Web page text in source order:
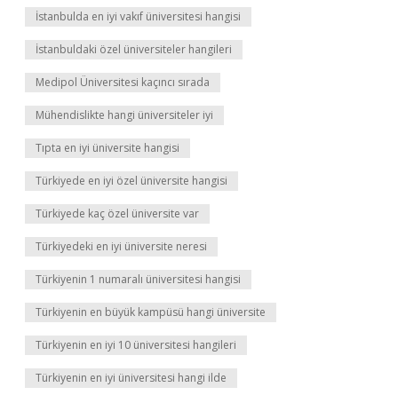
İstanbulda en iyi vakıf üniversitesi hangisi
İstanbuldaki özel üniversiteler hangileri
Medipol Üniversitesi kaçıncı sırada
Mühendislikte hangi üniversiteler iyi
Tıpta en iyi üniversite hangisi
Türkiyede en iyi özel üniversite hangisi
Türkiyede kaç özel üniversite var
Türkiyedeki en iyi üniversite neresi
Türkiyenin 1 numaralı üniversitesi hangisi
Türkiyenin en büyük kampüsü hangi üniversite
Türkiyenin en iyi 10 üniversitesi hangileri
Türkiyenin en iyi üniversitesi hangi ilde